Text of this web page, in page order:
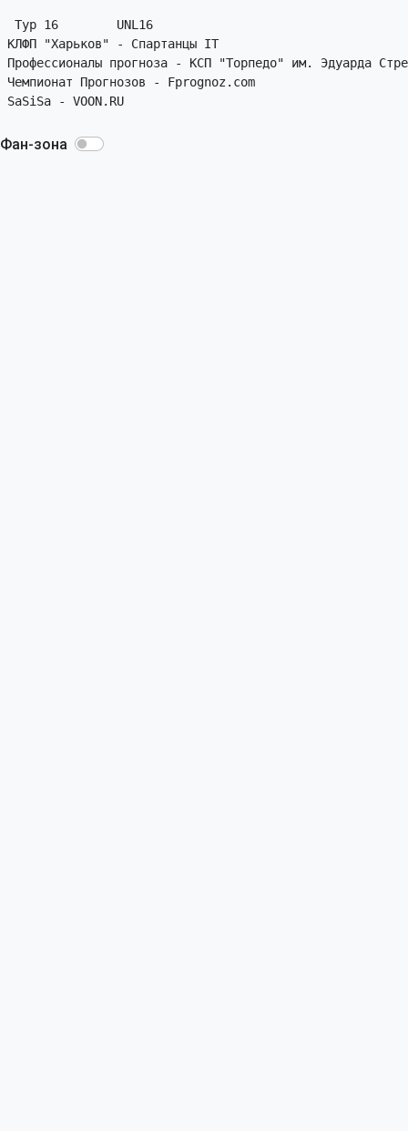
Тур 16        UNL16
КЛФП "Харьков" - Спартанцы IT
Профессионалы прогноза - КСП "Торпедо" им. Эдуарда
Чемпионат Прогнозов - Fprognoz.com
Фан-зона